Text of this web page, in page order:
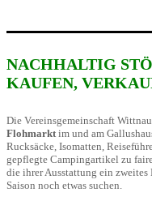
NACHHALTIG
KAUFEN,
Die Vereinsgemeinschaft
Flohmarkt im und am
Rucksäcke, Isomatten,
gepflegte Campingartikel zu
die ihrer Ausstattung ein
Saison noch etwas suchen.